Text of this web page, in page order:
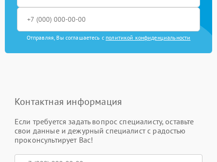
Отправляя, Вы соглашаетесь с политикой конфиденциальности
Контактная информация
Если требуется задать вопрос специалисту, оставьте
свои данные и дежурный специалист с радостью
проконсультирует Вас!